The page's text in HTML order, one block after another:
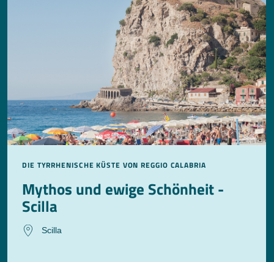
DIE TYRRHENISCHE KÜSTE VON REGGIO CALABRIA
Mythos und ewige Schönheit -
Scilla
Scilla